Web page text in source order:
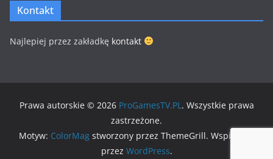
Kontakt
Najlepiej przez zakładkę kontakt
Prawa autorskie © 2026 ProGamesTV.PL. Wszystkie prawa
zastrzeżone.
Motyw: ColorMagstworzony przez ThemeGrill. Wspierane
przez WordPress.